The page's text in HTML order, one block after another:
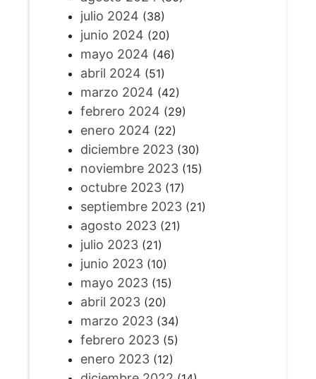
julio 2024 (38)
junio 2024 (20)
mayo 2024 (46)
abril 2024 (51)
marzo 2024 (42)
febrero 2024 (29)
enero 2024 (22)
diciembre 2023(30)
noviembre 2023(15)
octubre 2023(17)
septiembre 2023(21)
agosto 2023(21)
julio 2023(21)
junio 2023(10)
mayo 2023(15)
abril 2023(20)
marzo 2023(34)
febrero 2023(5)
enero 2023(12)